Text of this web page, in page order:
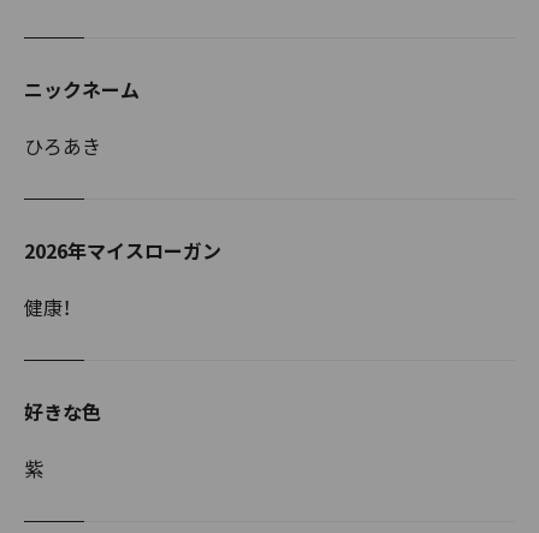
ニックネーム
ひろあき
2026年マイスローガン
健康！
好きな色
紫